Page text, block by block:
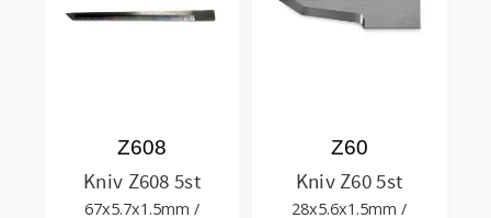
Kniv Z608 5st
67x5.7x1.5mm /
Z608
Kniv Z60 5st
28x5.6x1.5mm /
Z60